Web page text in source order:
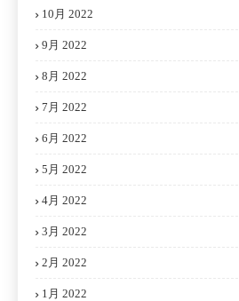
10月 2022
9月 2022
8月 2022
7月 2022
6月 2022
5月 2022
4月 2022
3月 2022
2月 2022
1月 2022